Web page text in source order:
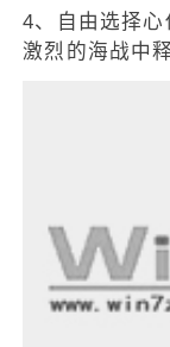
4、自由选择
激烈的海战中